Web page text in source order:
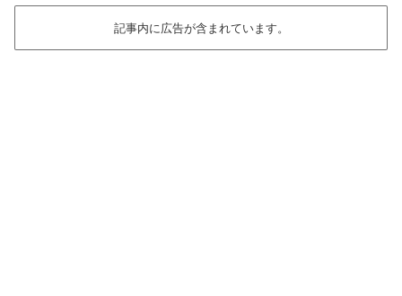
記事内に広告が含まれています。